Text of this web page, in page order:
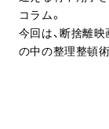
コラム。
今回は、断捨離映
の中の整理整頓